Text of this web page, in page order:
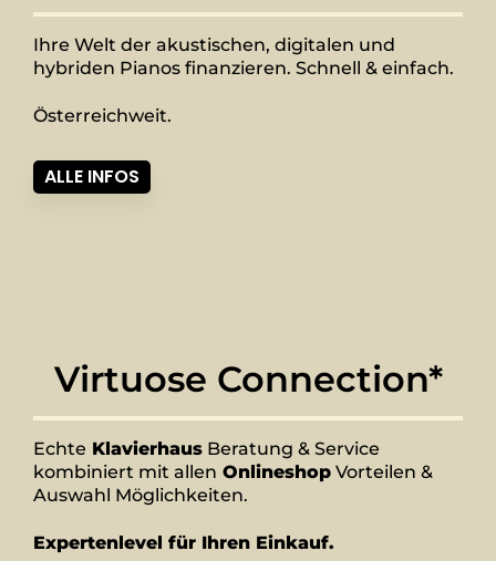
Ihre Welt der akustischen, digitalen und
hybriden Pianos finanzieren. Schnell & einfach.
Österreichweit.
ALLE INFOS
Virtuose Connection*
Echte Klavierhaus Beratung & Service
kombiniert mit allen Onlineshop Vorteilen &
Auswahl Möglichkeiten.
Expertenlevel für Ihren Einkauf.